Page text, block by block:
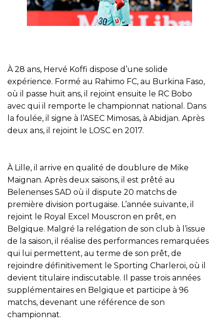
À 28 ans, Hervé Koffi dispose d’une solide
expérience. Formé au Rahimo FC, au Burkina Faso,
où il passe huit ans, il rejoint ensuite le RC Bobo
avec qui il remporte le championnat national. Dans
la foulée, il signe à l’ASEC Mimosas, à Abidjan. Après
deux ans, il rejoint le LOSC en 2017.
À Lille, il arrive en qualité de doublure de Mike
Maignan. Après deux saisons, il est prêté au
Belenenses SAD où il dispute 20 matchs de
première division portugaise. L’année suivante, il
rejoint le Royal Excel Mouscron en prêt, en
Belgique. Malgré la relégation de son club à l’issue
de la saison, il réalise des performances remarquées
qui lui permettent, au terme de son prêt, de
rejoindre définitivement le Sporting Charleroi, où il
devient titulaire indiscutable. Il passe trois années
supplémentaires en Belgique et participe à 96
matchs, devenant une référence de son
championnat.